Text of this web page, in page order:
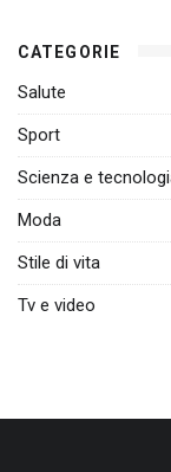
CATEGORIE
Salute
Sport
Scienza e
Moda
Stile di vita
Tv e video